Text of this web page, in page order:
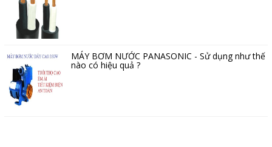
MÁY BƠM NƯỚC PANASONIC - Sử dụng như thế
nào có hiệu quả ?